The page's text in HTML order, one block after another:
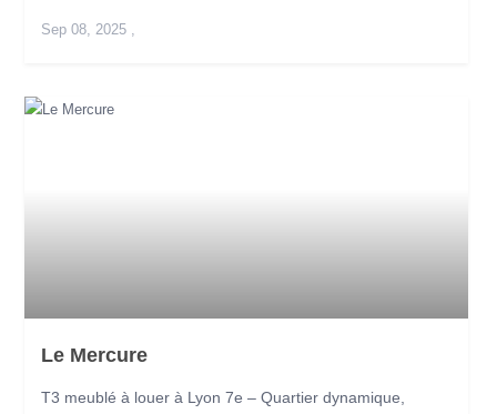
Sep 08, 2025,
Le Mercure
T3 meublé à louer à Lyon 7e – Quartier dynamique,